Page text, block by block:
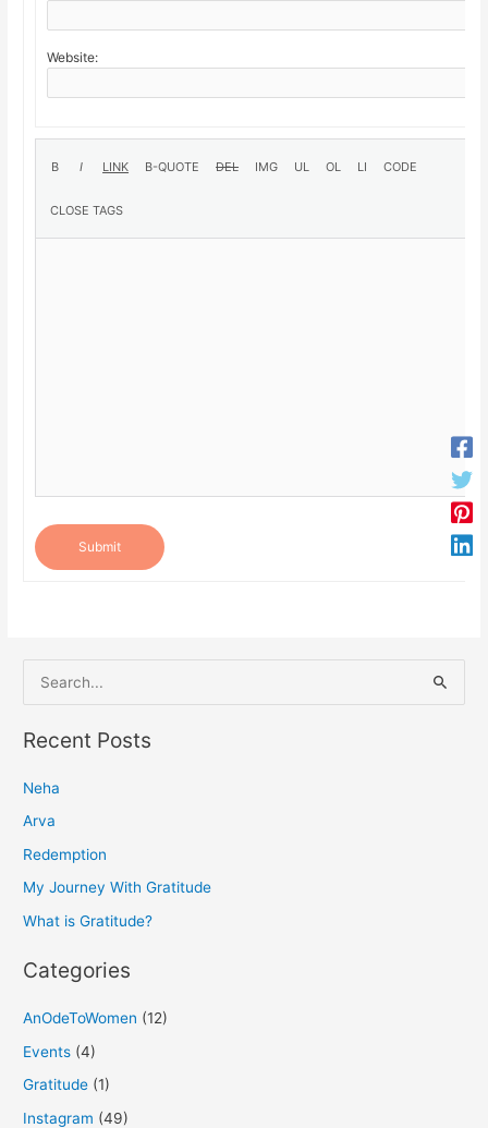
Website:
Submit
e
a
c
h
f
o
Recent Posts
Neha
Arva
Redemption
My Journey With Gratitude
What is Gratitude?
Categories
AnOdeToWomen (12)
Events (4)
Gratitude (1)
Instagram (49)